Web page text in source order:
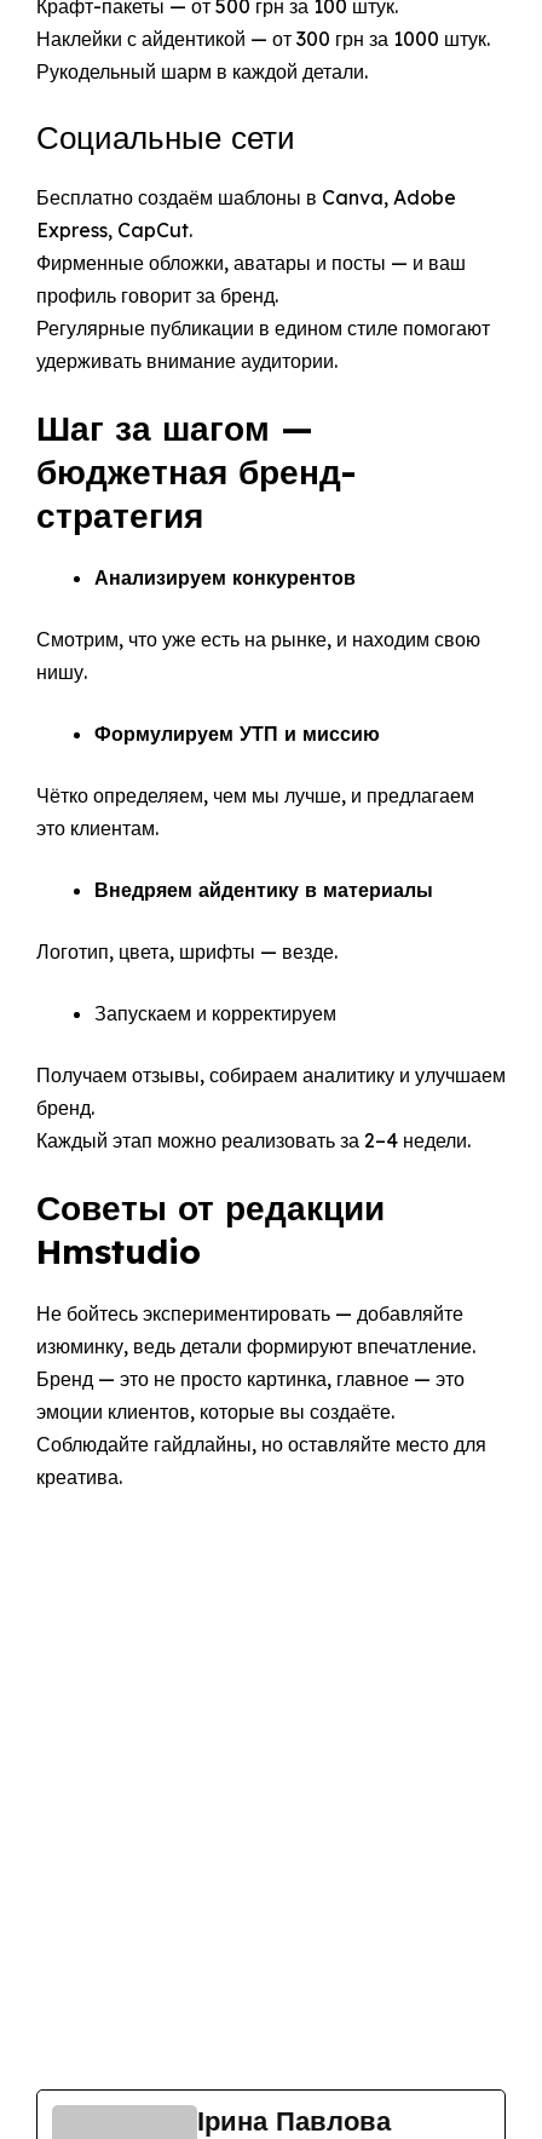
Крафт-пакеты — от 500 грн за 100 штук.
Наклейки с айдентикой — от 300 грн за 1000 штук.
Рукодельный шарм в каждой детали.
Социальные сети
Бесплатно создаём шаблоны в Canva, Adobe
Express, CapCut.
Фирменные обложки, аватары и посты — и ваш
профиль говорит за бренд.
Регулярные публикации в едином стиле помогают
удерживать внимание аудитории.
Шаг за шагом —
бюджетная бренд-
стратегия
Анализируем конкурентов
Смотрим, что уже есть на рынке, и находим свою
нишу.
Формулируем УТП и миссию
Чётко определяем, чем мы лучше, и предлагаем
это клиентам.
Внедряем айдентику в материалы
Логотип, цвета, шрифты — везде.
Запускаем и корректируем
Получаем отзывы, собираем аналитику и улучшаем
бренд.
Каждый этап можно реализовать за 2–4 недели.
Советы от редакции
Hmstudio
Не бойтесь экспериментировать — добавляйте
изюминку, ведь детали формируют впечатление.
Бренд — это не просто картинка, главное — это
эмоции клиентов, которые вы создаёте.
Соблюдайте гайдлайны, но оставляйте место для
креатива.
Ірина Павлова